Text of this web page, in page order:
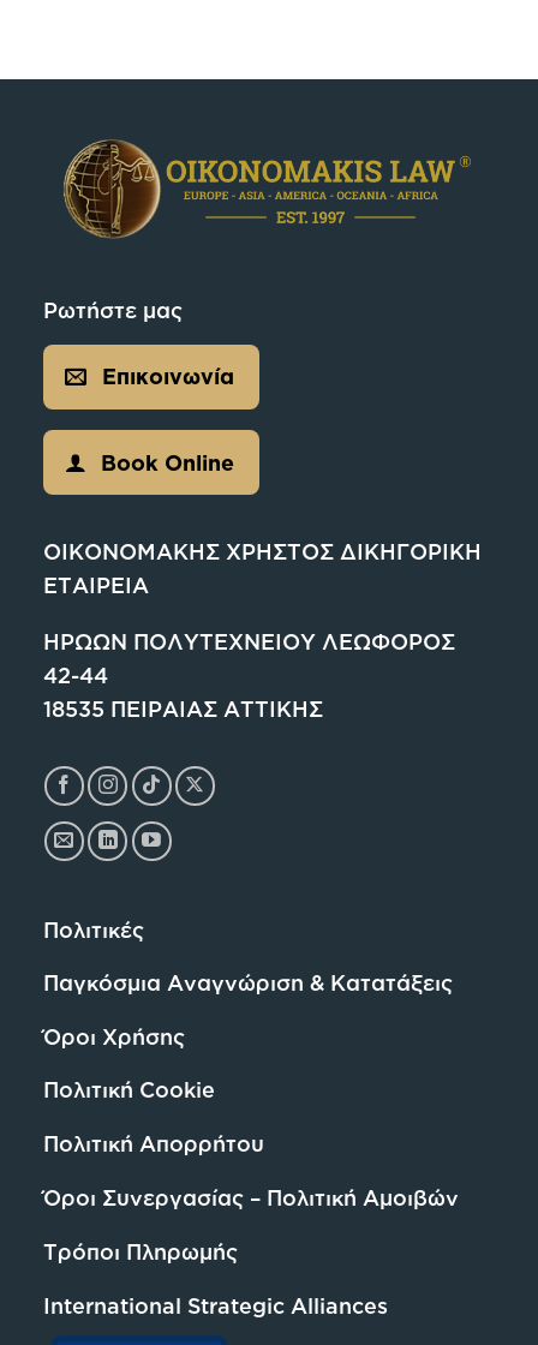
Ρωτήστε μας
Επικοινωνία
Book Online
ΟΙΚΟΝΟΜΑΚΗΣ ΧΡΗΣΤΟΣ ΔΙΚΗΓΟΡΙΚΗ
ΕΤΑΙΡΕΙΑ
ΗΡΩΩΝ ΠΟΛΥΤΕΧΝΕΙΟΥ ΛΕΩΦΟΡΟΣ
42-44
18535 ΠΕΙΡΑΙΑΣ ΑΤΤΙΚΗΣ
Πολιτικές
Παγκόσμια Αναγνώριση & Κατατάξεις
Όροι Χρήσης
Πολιτική Cookie
Πολιτική Απορρήτου
Όροι Συνεργασίας – Πολιτική Αμοιβών
Τρόποι Πληρωμής
International Strategic Alliances